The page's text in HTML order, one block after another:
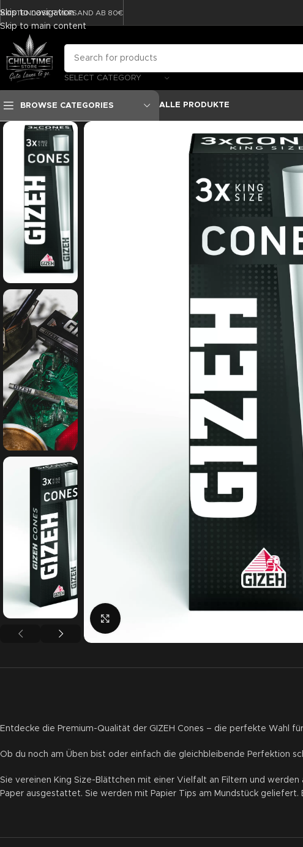
Skip to navigation
Skip to main content
KOSTENLOSER VERSAND AB 80€
SELECT CATEGORY
BROWSE CATEGORIES ALLE PRODUKTE
Entdecke die Premium-Qualität der GIZEH Cones – die perfekte Wahl
Ob du noch am Üben bist oder einfach die gleichbleibende Perfektion
Sie vereinen King Size-Blättchen mit einer Vielfalt an Filtern und werden
Paper ausgestattet. Sie werden mit Papier Tips am Mundstück geliefert.